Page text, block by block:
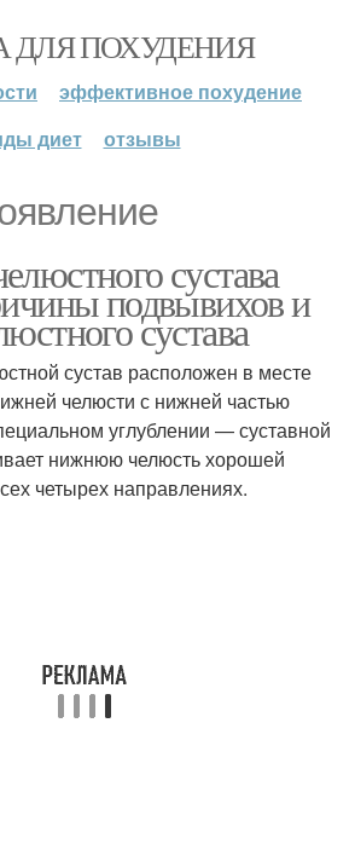
ДЛЯ ПОХУДЕНИЯ
эффективное похудение
диет
отзывы
сустава
подвывихов и
сустава
сустав расположен в месте
челюсти с нижней частью
углублении — суставной
нижнюю челюсть хорошей
четырех направлениях.